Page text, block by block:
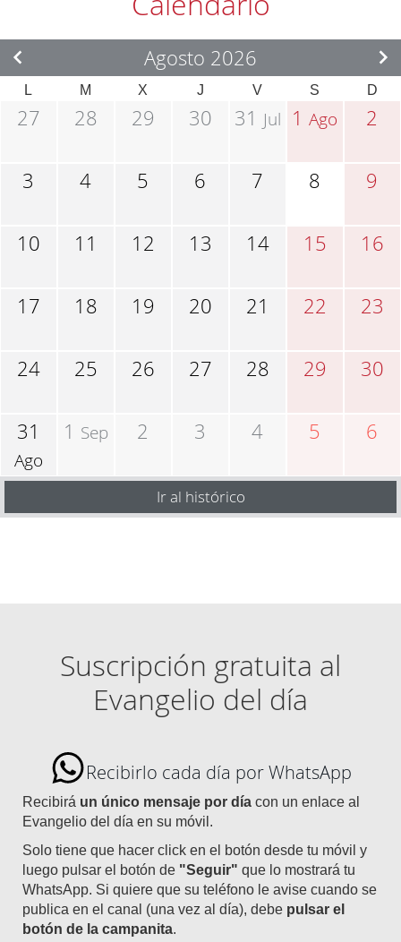
Agosto 2026
L M X J V S D
27 28 29 30 31 Jul 1Ago 2
3 4 5 6 7 8 9
10 11 12 13 14 15 16
17 18 19 20 21 22 23
24 25 26 27 28 29 30
31
Ago
1 Sep 2 3 4 5 6
Ir al histórico
Suscripción gratuita al
Evangelio del día
Recibirlo cada día por WhatsApp
Recibirá un único mensaje por día con un enlace al
Evangelio del día en su móvil.
Solo tiene que hacer click en el botón desde tu móvil y
luego pulsar el botón de "Seguir" que lo mostrará tu
WhatsApp. Si quiere que su teléfono le avise cuando se
publica en el canal (una vez al día), debe pulsar el
botón de la campanita.